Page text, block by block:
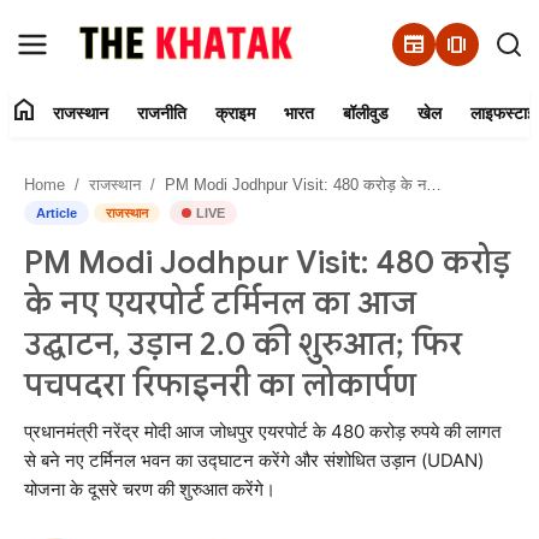
newspaper amp_stories
Contact Us
राजस्थान
राजनीति
क्राइम
भारत
home राजस्थान राजनीति क्राइम भारत बॉलीवुड खेल
Home राजस्थान PM Modi Jodhpur Visit: 480 करोड़ के नए एयरपोर्ट टर्मिनल का आज उद्घाटन, उड़ान 2.0 की शुरुआत; फिर पचपदरा रिफाइनरी का लोकार्पण
Article राजस्थान LIVE
PM Modi Jodhpur Visit: 480 करोड़
के नए एयरपोर्ट टर्मिनल का आज
उद्घाटन, उड़ान 2.0 की शुरुआत; फिर
पचपदरा रिफाइनरी का लोकार्पण
प्रधानमंत्री नरेंद्र मोदी आज जोधपुर एयरपोर्ट के 480 करोड़ रुपये की लागत
से बने नए टर्मिनल भवन का उद्घाटन करेंगे और संशोधित उड़ान (UDAN)
योजना के दूसरे चरण की शुरुआत करेंगे।